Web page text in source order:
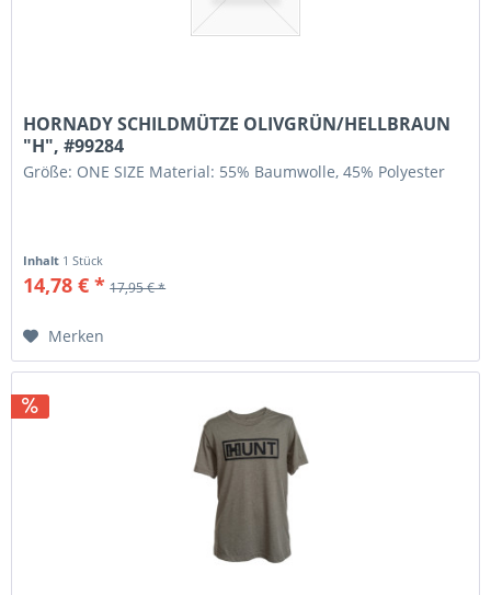
HORNADY SCHILDMÜTZE OLIVGRÜN/HELLBRAUN
"H", #99284
Größe: ONE SIZE Material: 55% Baumwolle, 45% Polyester
Inhalt 1 Stück
14,78 € * 17,95 € *
Merken